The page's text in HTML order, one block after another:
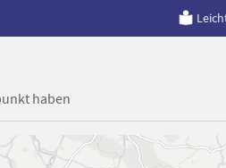
haben